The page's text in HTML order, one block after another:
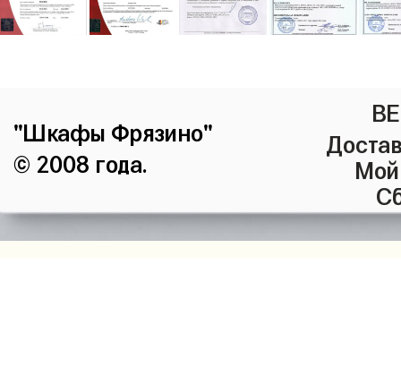
"Шкафы Фрязино"
© 2008 года.